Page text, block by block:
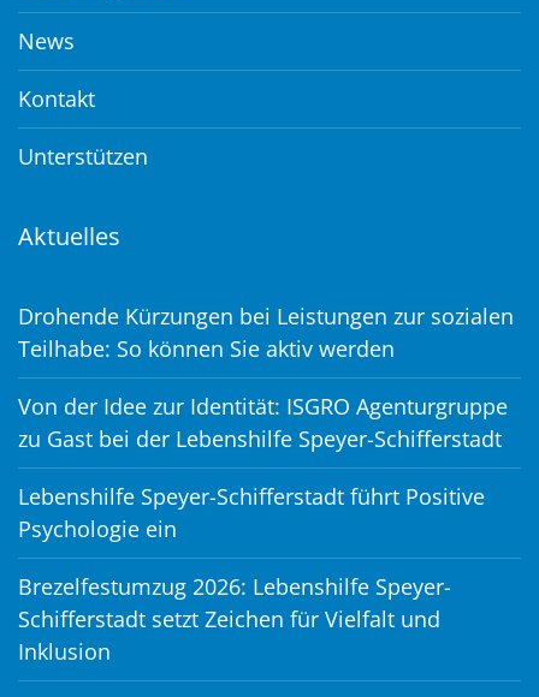
News
Kontakt
Unterstützen
Aktuelles
Drohende Kürzungen bei Leistungen zur sozialen
Teilhabe: So können Sie aktiv werden
Von der Idee zur Identität: ISGRO Agenturgruppe
zu Gast bei der Lebenshilfe Speyer-Schifferstadt
Lebenshilfe Speyer-Schifferstadt führt Positive
Psychologie ein
Brezelfestumzug 2026: Lebenshilfe Speyer-
Schifferstadt setzt Zeichen für Vielfalt und
Inklusion